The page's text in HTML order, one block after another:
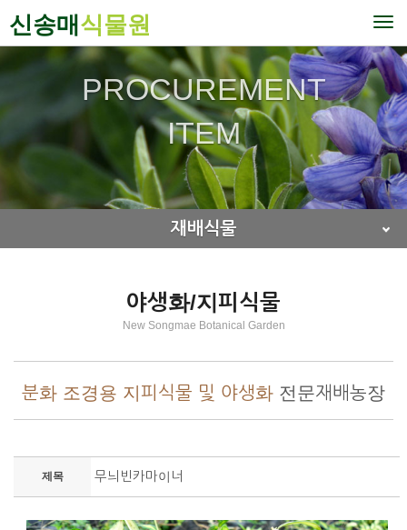
신송매 식물원
PROCUREMENT
ITEM
재배식물
야생화/지피식물
New Songmae Botanical Garden
분화 조경용 지피식물 및 야생화 전문재배농장
제목 무늬빈카마이너